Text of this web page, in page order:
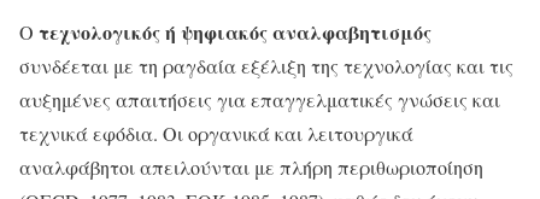
Ο τεχνολογικός ή ψηφιακός αναλφαβητισμός
συνδέεται με τη ραγδαία εξέλιξη της τεχνολογίας και τις
αυξημένες απαιτήσεις για επαγγελματικές γνώσεις και
τεχνικά εφόδια. Οι οργανικά και λειτουργικά
αναλφάβητοι απειλούνται με πλήρη περιθωριοποίηση